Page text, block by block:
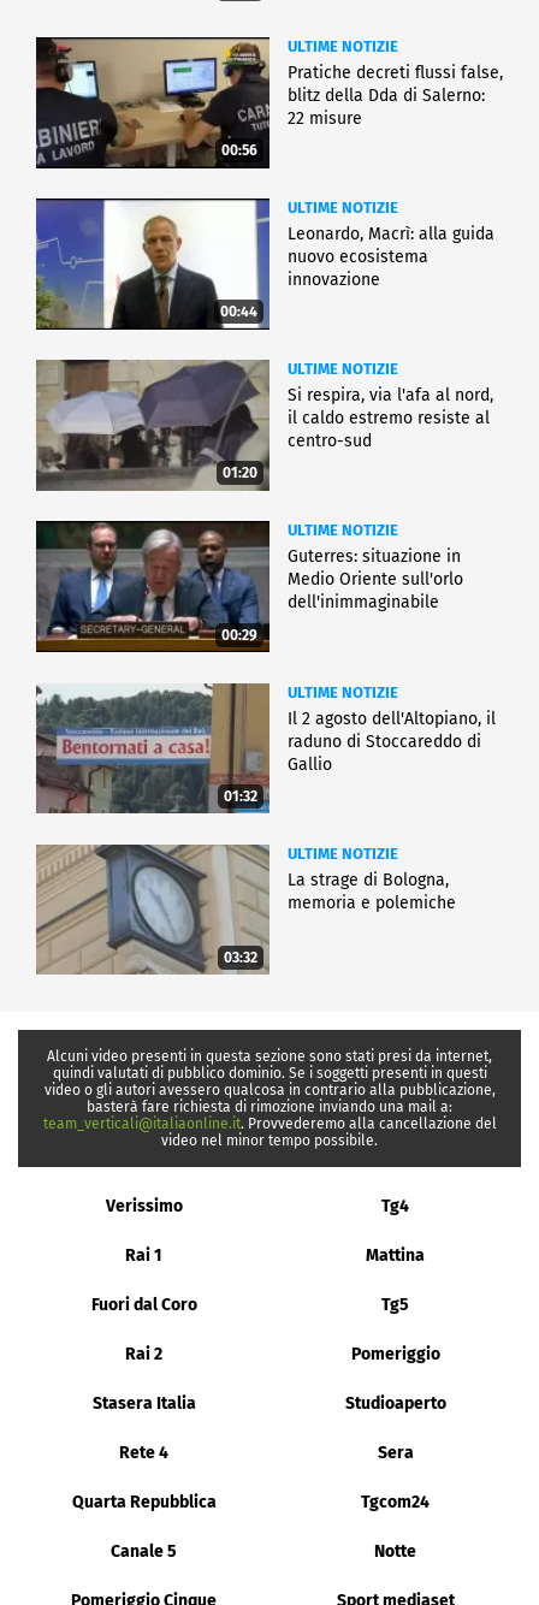
00:56
ULTIME NOTIZIE
Pratiche decreti flussi false,
blitz della Dda di Salerno:
22 misure
00:44
ULTIME NOTIZIE
Leonardo, Macrì: alla guida
nuovo ecosistema
innovazione
01:20
ULTIME NOTIZIE
Si respira, via l'afa al nord,
il caldo estremo resiste al
centro-sud
00:29
ULTIME NOTIZIE
Guterres: situazione in
Medio Oriente sull'orlo
dell'inimmaginabile
01:32
ULTIME NOTIZIE
Il 2 agosto dell'Altopiano, il
raduno di Stoccareddo di
Gallio
03:32
ULTIME NOTIZIE
La strage di Bologna,
memoria e polemiche
Alcuni video presenti in questa sezione sono stati presi da internet,
quindi valutati di pubblico dominio. Se i soggetti presenti in questi
video o gli autori avessero qualcosa in contrario alla pubblicazione,
basterà fare richiesta di rimozione inviando una mail a:
team_verticali@italiaonline.it. Provvederemo alla cancellazione del
video nel minor tempo possibile.
Verissimo Tg4
Rai 1 Mattina
Fuori dal Coro Tg5
Rai 2 Pomeriggio
Stasera Italia Studioaperto
Rete 4 Sera
Quarta Repubblica Tgcom24
Canale 5 Notte
Pomeriggio Cinque Sport mediaset